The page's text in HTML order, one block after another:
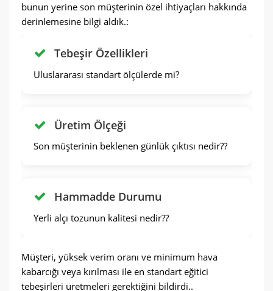
bunun yerine son müşterinin özel ihtiyaçları hakkında
derinlemesine bilgi aldık.:
Tebeşir Özellikleri
Uluslararası standart ölçülerde mi?
Üretim Ölçeği
Son müşterinin beklenen günlük çıktısı nedir??
Hammadde Durumu
Yerli alçı tozunun kalitesi nedir??
Müşteri, yüksek verim oranı ve minimum hava
kabarcığı veya kırılması ile en standart eğitici
tebeşirleri üretmeleri gerektiğini bildirdi..